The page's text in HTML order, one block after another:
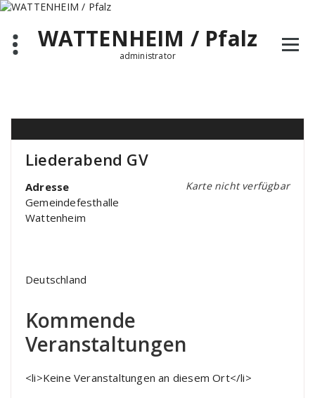
Zum
springenWATTENHEIM / Pfalz
administrator
Liederabend GV
Karte nicht verfügbar
Adresse
Gemeindefesthalle
Wattenheim
Deutschland
Kommende
Veranstaltungen
<li>Keine Veranstaltungen an diesem Ort</li>